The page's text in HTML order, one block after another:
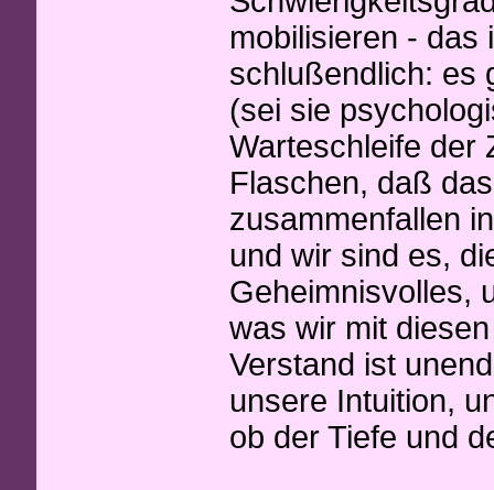
mobilisieren - das
schlußendlich: es
(sei sie
Warteschleife der
Flaschen, daß
zusammenfallen
und wir sind es,
Geheimnisvolles,
was wir mit
Verstand ist
unsere Intuition,
ob der Tiefe und